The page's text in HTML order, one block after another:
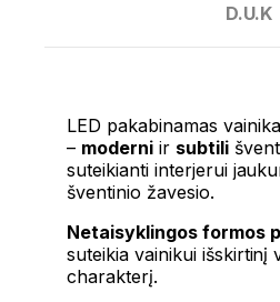
D.U.K
LED pakabinamas
– moderniir subtili
suteikianti interjerui
šventinio žavesio.
Netaisyklingos formos
suteikia vainikui išskirtinį
charakterį.